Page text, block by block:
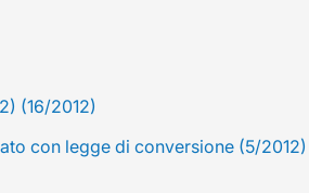
(16/2012)
con legge di conversione (5/2012)